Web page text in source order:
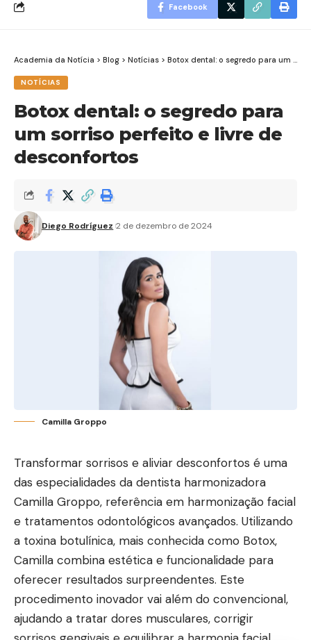
Facebook
Academia da Notícia > Blog > Notícias > Botox dental: o segredo para um sorriso perfeito e livre de desconfortos
NOTÍCIAS
Botox dental: o segredo para
um sorriso perfeito e livre de
desconfortos
Diego Rodríguez 2 de dezembro de 2024
Camilla Groppo
Transformar sorrisos e aliviar desconfortos é uma
das especialidades da dentista harmonizadora
Camilla Groppo, referência em harmonização facial
e tratamentos odontológicos avançados. Utilizando
a toxina botulínica, mais conhecida como Botox,
Camilla combina estética e funcionalidade para
oferecer resultados surpreendentes. Este
procedimento inovador vai além do convencional,
ajudando a tratar dores musculares, corrigir